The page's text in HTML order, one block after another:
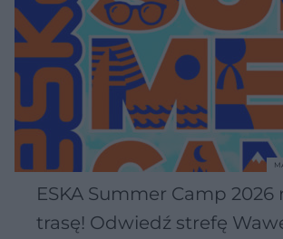
ESKA Summer Camp 2026
trasę! Odwiedź strefę